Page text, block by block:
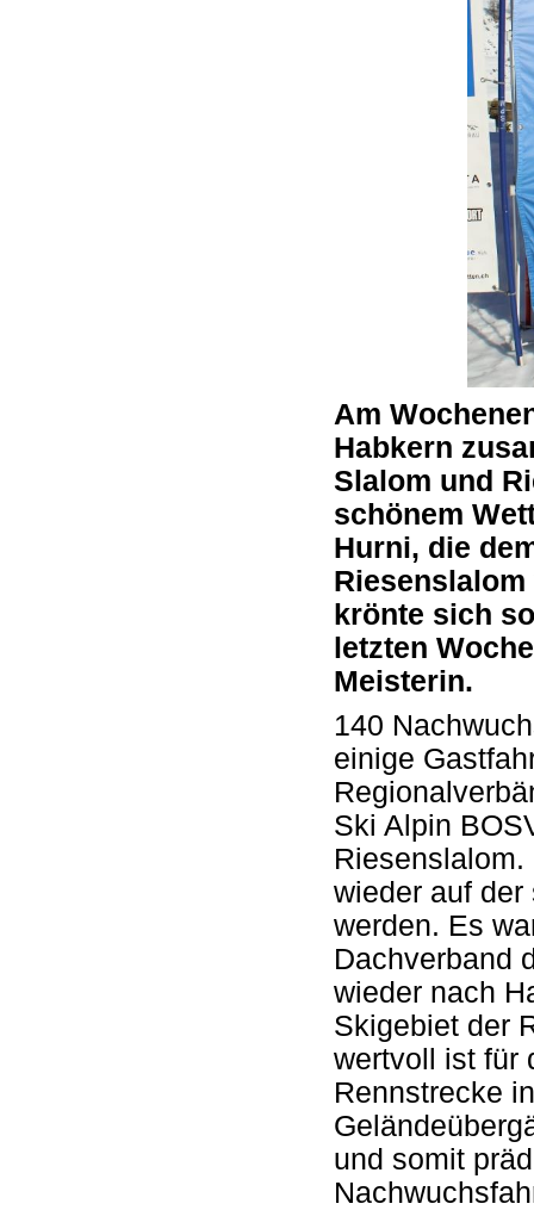
Am
Habkern
Slalom und
schönem
Hurni, die
krönte sich
letzten
Meisterin.
140
einige
Ski Alpin
wieder auf
werden. Es
Dachverband
wieder nach
Skigebiet der
wertvoll ist für
Rennstrecke
und somit